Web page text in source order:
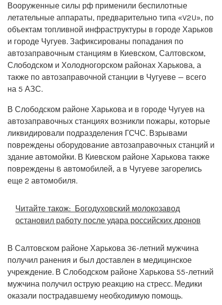
Вооруженные силы рф применили беспилотные
летательные аппараты, предварительно типа «V2U», по
объектам топливной инфраструктуры в городе Харьков
и городе Чугуев. Зафиксированы попадания по
автозаправочным станциям в Киевском, Салтовском,
Слободском и Холодногорском районах Харькова, а
также по автозаправочной станции в Чугуеве — всего
на 5 АЗС.
В Слободском районе Харькова и в городе Чугуев на
автозаправочных станциях возникли пожары, которые
ликвидировали подразделения ГСЧС. Взрывами
повреждены оборудование автозаправочных станций и
здание автомойки. В Киевском районе Харькова также
повреждены 8 автомобилей, а в Чугуеве загорелись
еще 2 автомобиля.
Читайте також: Богодуховский молокозавод
остановил работу после удара российских дронов
В Салтовском районе Харькова 36-летний мужчина
получил ранения и был доставлен в медицинское
учреждение. В Слободском районе Харькова 55-летний
мужчина получил острую реакцию на стресс. Медики
оказали пострадавшему необходимую помощь.